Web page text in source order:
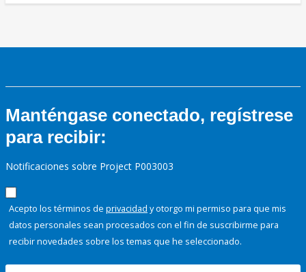
Manténgase conectado, regístrese
para recibir:
Notificaciones sobre Project P003003
Acepto los términos de privacidad y otorgo mi permiso para que mis
datos personales sean procesados con el fin de suscribirme para
recibir novedades sobre los temas que he seleccionado.